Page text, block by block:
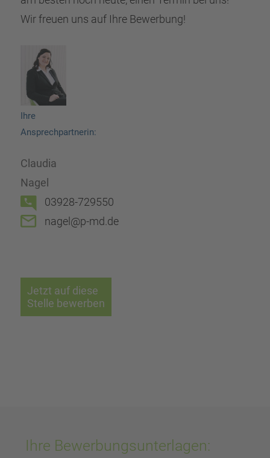
Wir freuen uns auf Ihre Bewerbung!
Ihre
Ansprechpartnerin:
Claudia
Nagel
03928-729550
nagel@p-md.de
Jetzt auf diese
Stelle bewerben
Ihre Bewerbungsunterlagen: